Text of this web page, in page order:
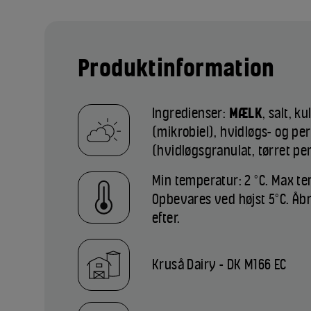
Produktinformation
Ingredienser: MÆLK, salt,
(mikrobiel), hvidløgs- og
(hvidløgsgranulat, tørret
Min temperatur: 2 °C. Max
Opbevares ved højst 5°C.
efter.
Kruså Dairy - DK M166 EC